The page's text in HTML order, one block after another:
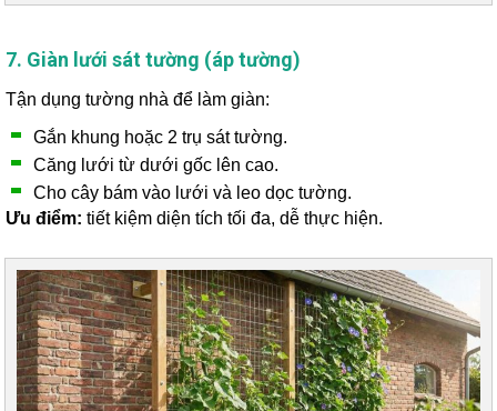
7. Giàn lưới sát tường (áp tường)
Tận dụng tường nhà để làm giàn:
Gắn khung hoặc 2 trụ sát tường.
Căng lưới từ dưới gốc lên cao.
Cho cây bám vào lưới và leo dọc tường.
Ưu điểm: tiết kiệm diện tích tối đa, dễ thực hiện.